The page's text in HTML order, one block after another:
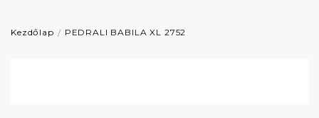
Kezdőlap PEDRALI BABILA XL 2752